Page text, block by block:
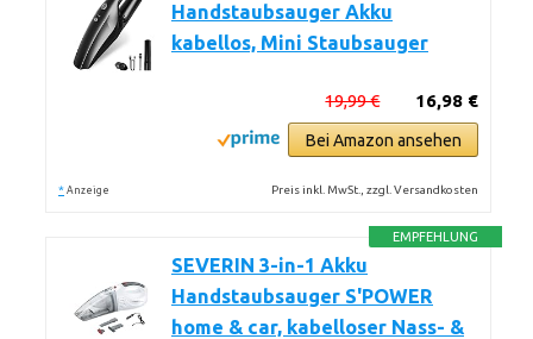
Handstaubsauger Akku
kabellos, Mini Staubsauger
16,98 €
19,99 €
Bei Amazon ansehen
* Anzeige Preis inkl. MwSt., zzgl. Versandkosten
EMPFEHLUNG
SEVERIN 3-in-1 Akku
Handstaubsauger S'POWER
home & car, kabelloser Nass- &